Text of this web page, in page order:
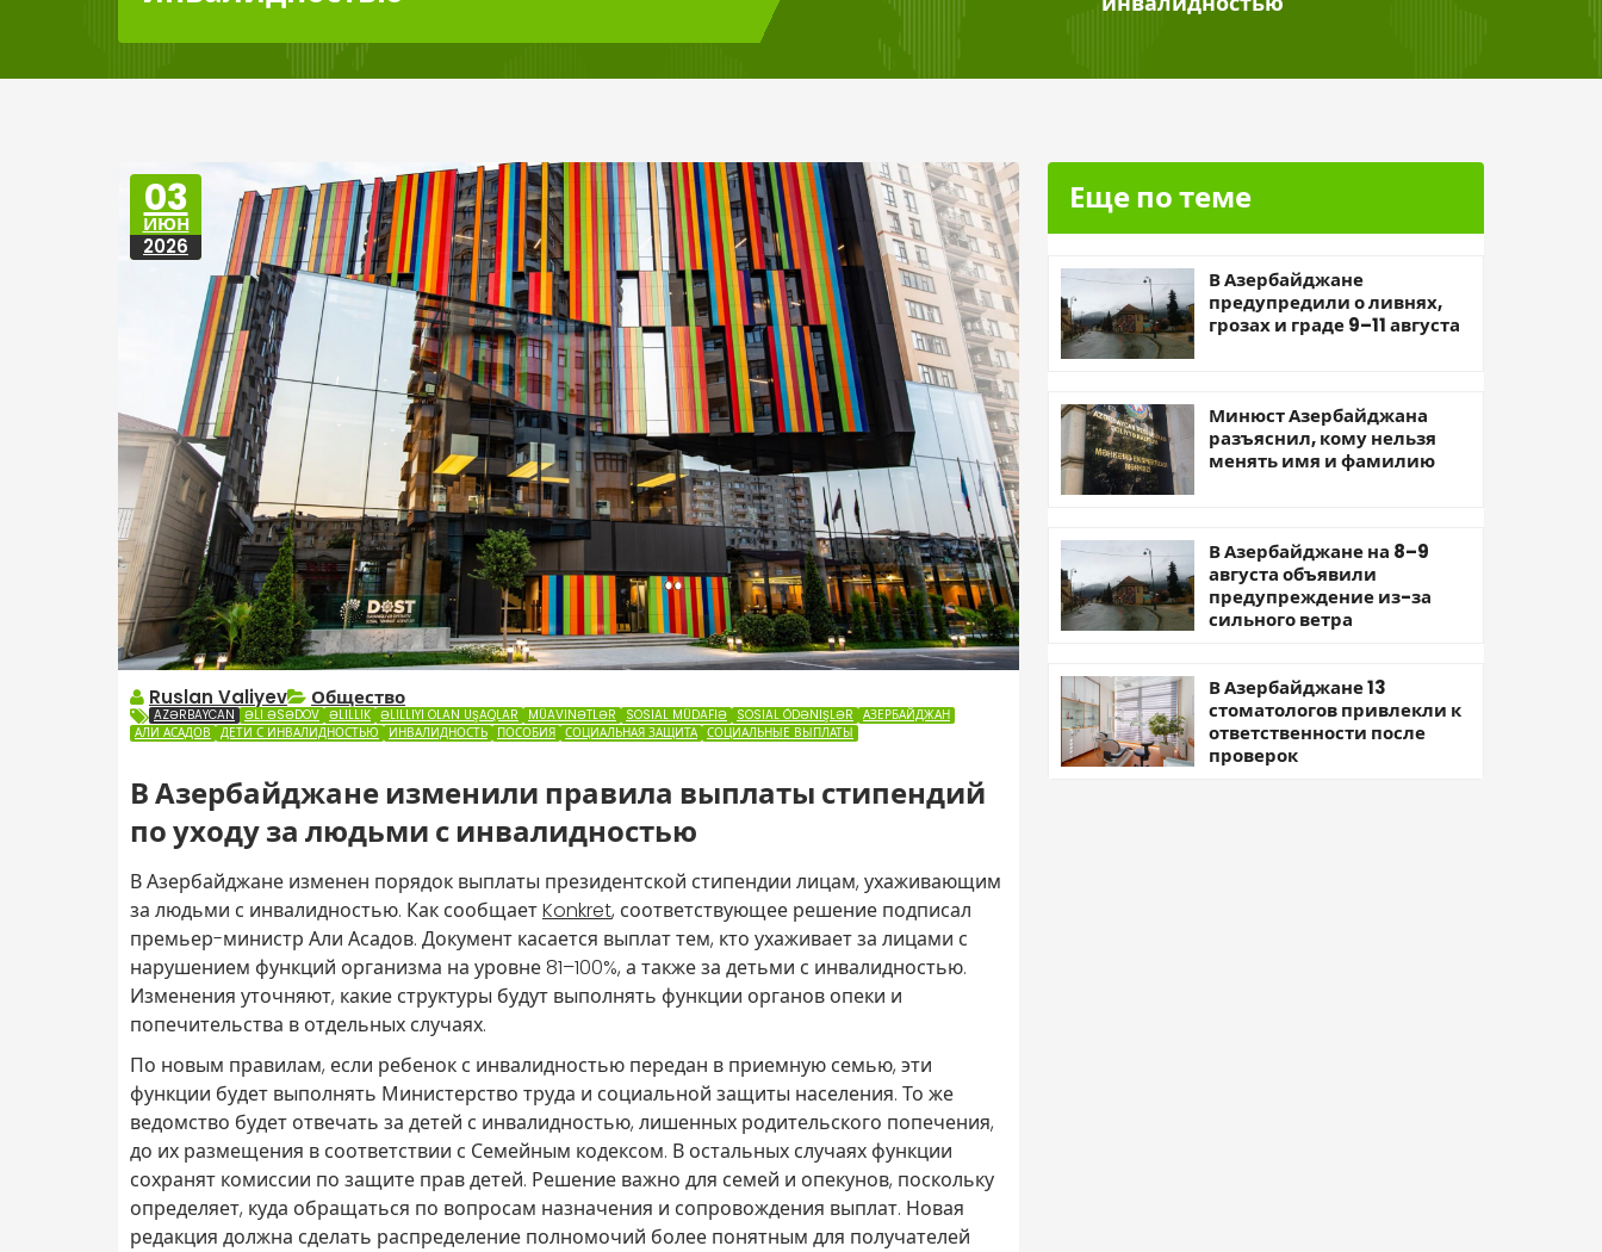
03
ИЮН
2026
Ruslan Valiyev Общество
AZƏRBAYCAN ƏLI ƏSƏDOV ƏLILLIK ƏLILLIYI OLAN UŞAQLAR MÜAVINƏTLƏR SOSIAL MÜDAFIƏ SOSIAL ÖDƏNIŞLƏR АЗЕРБАЙДЖАН
АЛИ АСАДОВ ДЕТИ С ИНВАЛИДНОСТЬЮ ИНВАЛИДНОСТЬ ПОСОБИЯ СОЦИАЛЬНАЯ ЗАЩИТА СОЦИАЛЬНЫЕ ВЫПЛАТЫ
В Азербайджане изменили правила выплаты стипендий
по уходу за людьми с инвалидностью
В Азербайджане изменен порядок выплаты президентской стипендии лицам, ухаживающим
за людьми с инвалидностью. Как сообщаетKonkret, соответствующее решение подписал
премьер-министр Али Асадов. Документ касается выплат тем, кто ухаживает за лицами с
нарушением функций организма на уровне 81–100%, а также за детьми с инвалидностью.
Изменения уточняют, какие структуры будут выполнять функции органов опеки и
попечительства в отдельных случаях.
По новым правилам, если ребенок с инвалидностью передан в приемную семью, эти
функции будет выполнять Министерство труда и социальной защиты населения. То же
ведомство будет отвечать за детей с инвалидностью, лишенных родительского попечения,
до их размещения в соответствии с Семейным кодексом. В остальных случаях функции
сохранят комиссии по защите прав детей. Решение важно для семей и опекунов, поскольку
определяет, куда обращаться по вопросам назначения и сопровождения выплат. Новая
редакция должна сделать распределение полномочий более понятным для получателей
Еще по теме
В Азербайджане
предупредили о ливнях,
грозах и граде 9–11 августа
Минюст Азербайджана
разъяснил, кому нельзя
менять имя и фамилию
В Азербайджане на 8–9
августа объявили
предупреждение из-за
сильного ветра
В Азербайджане 13
стоматологов привлекли к
ответственности после
проверок